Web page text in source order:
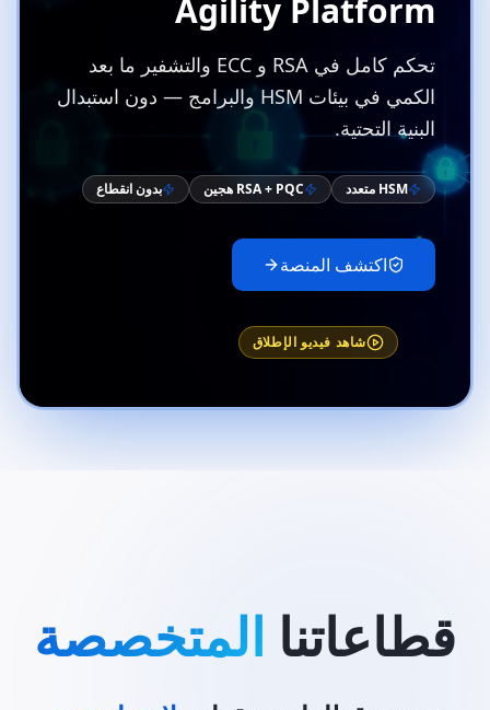
Agility Platform
تحكم كامل في RSA و ECC والتشفير ما بعد
الكمي في بيئات HSM والبرامج — دون استبدال
البنية التحتية.
HSM متعدد RSA + PQC هجين بدون انقطاع
اكتشف المنصة
شاهد فيديو الإطلاق
قطاعاتنا المتخصصة